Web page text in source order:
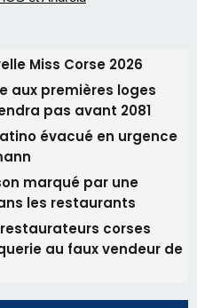
Miss Corse 2026
aux premières loges
pas avant 2081
évacué en urgence
marqué par une
les restaurants
corses
au faux vendeur de